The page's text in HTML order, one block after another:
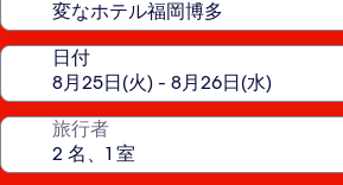
日付
旅行者